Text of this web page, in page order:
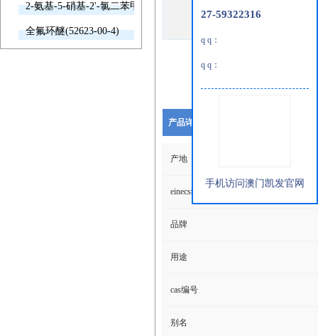
2-氨基-5-硝基-2'-氯二苯甲酮(2011-66-7)
全氟环醚(52623-00-4)
产品详细说明
产地
einecs编号
品牌
用途
cas编号
别名
27-59322316
q q：
q q：
手机访问澳门凯发官网